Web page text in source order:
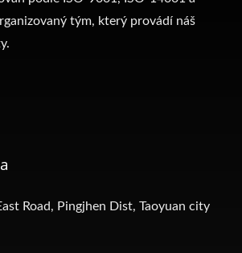
tým, který provádí náš
Road, Pingjhen Dist, Taoyuan city